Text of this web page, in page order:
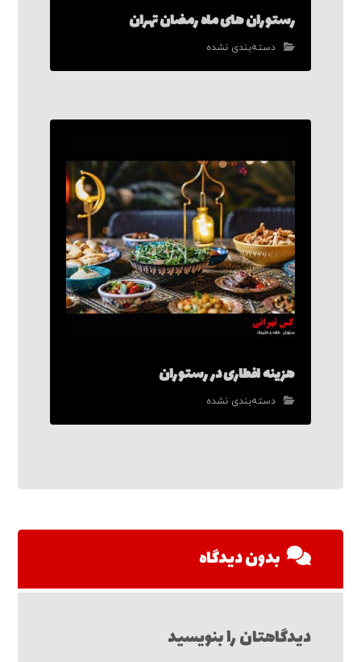
رستوران های ماه رمضان تهران
دسته‌بندی نشده
هزینه افطاری در رستوران
دسته‌بندی نشده
بدون دیدگاه
دیدگاهتان را بنویسید